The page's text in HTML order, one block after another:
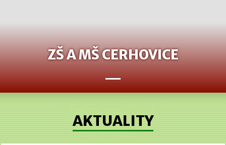
ZŠ A MŠ CERHOVICE
AKTUALITY